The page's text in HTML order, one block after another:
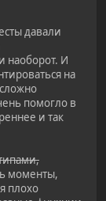
давали
наоборот. И
на
помогло в
и так
моменты,
плохо